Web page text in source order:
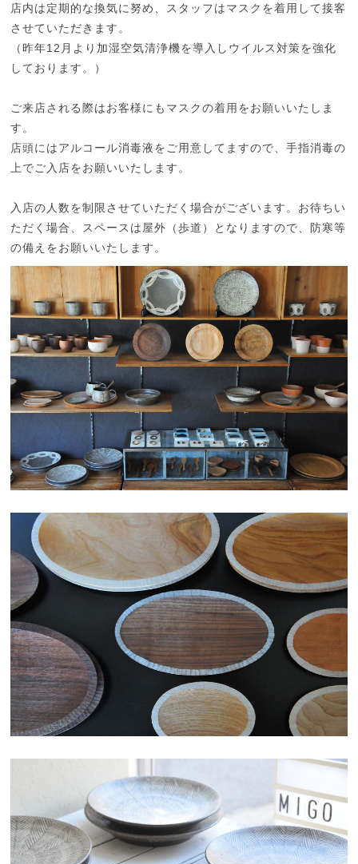
店内は定期的な換気に努め、スタッフはマスクを着用して接客
させていただきます。
（昨年12月より加湿空気清浄機を導入しウイルス対策を強化
しております。）
ご来店される際はお客様にもマスクの着用をお願いいたしま
す。
店頭にはアルコール消毒液をご用意してますので、手指消毒の
上でご入店をお願いいたします。
入店の人数を制限させていただく場合がございます。お待ちい
ただく場合、スペースは屋外（歩道）となりますので、防寒等
の備えをお願いいたします。